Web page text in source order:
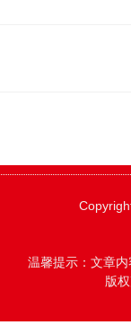
温馨提示：文章
版